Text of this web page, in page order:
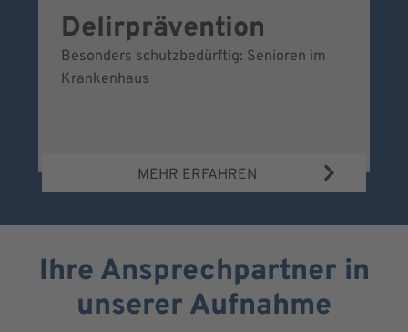
Delirprävention
Besonders schutzbedürftig: Senioren im
Krankenhaus
MEHR ERFAHREN
Ihre Ansprechpartner in
unserer Aufnahme